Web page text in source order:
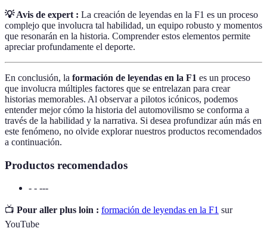
💡 Avis de expert : La creación de leyendas en la F1 es un proceso
complejo que involucra tal habilidad, un equipo robusto y momentos
que resonarán en la historia. Comprender estos elementos permite
apreciar profundamente el deporte.
En conclusión, la formación de leyendas en la F1 es un proceso
que involucra múltiples factores que se entrelazan para crear
historias memorables. Al observar a pilotos icónicos, podemos
entender mejor cómo la historia del automovilismo se conforma a
través de la habilidad y la narrativa. Si desea profundizar aún más en
este fenómeno, no olvide explorar nuestros productos recomendados
a continuación.
Productos recomendados
- - ---
📺 Pour aller plus loin : formación de leyendas en la F1 sur
YouTube